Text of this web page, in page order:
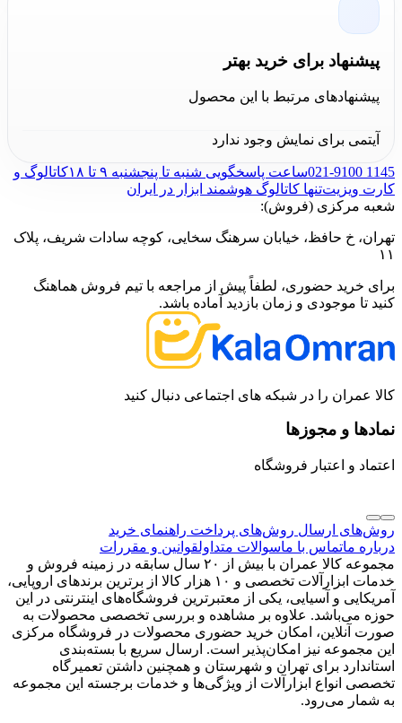
پیشنهاد برای خرید بهتر
پیشنهادهای مرتبط با این محصول
آیتمی برای نمایش وجود ندارد
021-9100 1145ساعت پاسخگویی شنبه تا پنجشنبه ۹ تا ۱۸
کاتالوگ و
کارت ویزیتتنها کاتالوگ هوشمند ابزار در ایران
شعبه مرکزی (فروش):
تهران، خ حافظ، خیابان سرهنگ سخایی، کوچه سادات شریف، پلاک
۱۱
برای خرید حضوری، لطفاً پیش از مراجعه با تیم فروش هماهنگ
کنید تا موجودی و زمان بازدید آماده باشد.
کالا عمران را در شبکه های اجتماعی دنبال کنید
نمادها و مجوزها
اعتماد و اعتبار فروشگاه
روش‌های ارسال روش‌های پرداخت راهنمای خرید
درباره ماتماس با ماسوالات متداولقوانین و مقررات
مجموعه کالا عمران با بیش از ۲۰ سال سابقه در زمینه فروش و
خدمات ابزارآلات تخصصی و ۱۰ هزار کالا از برترین برندهای اروپایی،
آمریکایی و آسیایی، یکی از معتبرترین فروشگاه‌های اینترنتی در این
حوزه می‌باشد. علاوه بر مشاهده و بررسی تخصصی محصولات به
صورت آنلاین، امکان خرید حضوری محصولات در فروشگاه مرکزی
این مجموعه نیز امکان‌پذیر است. ارسال سریع با بسته‌بندی
استاندارد برای تهران و شهرستان و همچنین داشتن تعمیرگاه
تخصصی انواع ابزارآلات از ویژگی‌ها و خدمات برجسته این مجموعه
به شمار می‌رود.